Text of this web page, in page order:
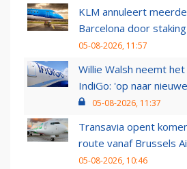
KLM annuleert
Barcelona door staking
05-08-2026, 11:57
Willie Walsh neemt
IndiGo: 'op naar
05-08-2026, 11:37
Transavia opent
route vanaf Brussels
05-08-2026, 10:46